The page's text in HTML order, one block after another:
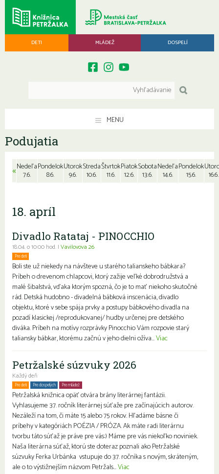
DETI MLÁDEŽ DOSPELÍ
MENU
Podujatia
«Nedeľa
7.6.
Pondelok
8.6.
Utorok
9.6.
Streda
10.6.
Štvrtok
11.6.
Piatok
12.6.
Sobota
13.6.
Nedeľa
14.6.
Pondelok
15.6. 16.6.
18. apríl
Divadlo Ratataj - PINOCCHIO
18.04. o 10:00 hod. | Vavilovova 26
Pre deti
Boli ste už niekedy na návšteve u starého talianskeho bábkara?
Príbeh o drevenom chlapcovi, ktorý zažije veľké dobrodružstvá a
malé šibalstvá, vďaka ktorým spozná, čo je to mať niekoho skutočné
rád. Detská hudobno - divadelná bábková inscenácia, divadlo
objektu, ktoré v sebe spája prvky a postupy bábkového divadla na
pozadí klasickej /reprodukovanej/ hudby určenej pre detského
diváka. Príbeh na motívy rozprávky Pinocchio Vám rozpovie starý
taliansky bábkar, ktorému začnú v jeho dielni ožíva...Viac
Petržalské súzvuky 2026
Každý deň
Pre deti Pre dospelých Pre mládež
Petržalská knižnica opäť otvára brány literárnej fantázii.
Vyhlasujeme 37. ročník literárnej súťaže pre začínajúcich autorov.
Nezáleží na tom, či máte 15 alebo 75 rokov. Hľadáme básne či
príbehy v kategóriách POÉZIA / PRÓZA. Ak máte radi literárnu
tvorbu táto súťaž je práve pre vás:) Máme pre vás niekoľko noviniek.
Naša literárna súťaž, ktorú ste doteraz poznali ako Petržalské
súzvuky Ferka Urbánka vstupuje do 37. ročníka s novým, skráteným,
ale o to výstižnejším názvom Petržals...Viac